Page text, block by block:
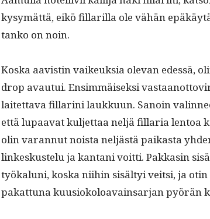
kysymät­tä, eikö fil­lar­il­la ole vähän
tanko on noin.
Kos­ka aav­istin vaikeuk­sia ole­van edessä,
drop avau­tui. Ensim­mäisek­si
laitet­ta­va fil­lar­i­ni laukku­un. Sanoin
että lupaa­vat kul­jet­taa neljä fil­lar­ia lentoa
olin varan­nut noista neljästä paikas­ta
linkeskustelu ja kan­tani voit­ti. Pakkasin
työkalu­ni, kos­ka niihin sisäl­tyi veit­si, ja
pakat­tuna kuu­siokoloavain­sar­jan pyörän